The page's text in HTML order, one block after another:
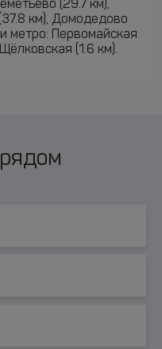
(29.7 км),
км), Домодедово
метро: Первомайская
(1.6 км).